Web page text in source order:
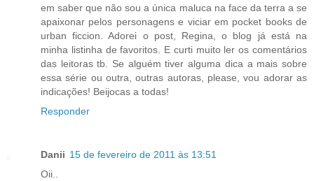
em saber que não sou a única maluca na face da terra a se
apaixonar pelos personagens e viciar em pocket books de
urban ficcion. Adorei o post, Regina, o blog já está na
minha listinha de favoritos. E curti muito ler os comentários
das leitoras tb. Se alguém tiver alguma dica a mais sobre
essa série ou outra, outras autoras, please, vou adorar as
indicações! Beijocas a todas!
Responder
Danii 15 de fevereiro de 2011 às 13:51
Oii..